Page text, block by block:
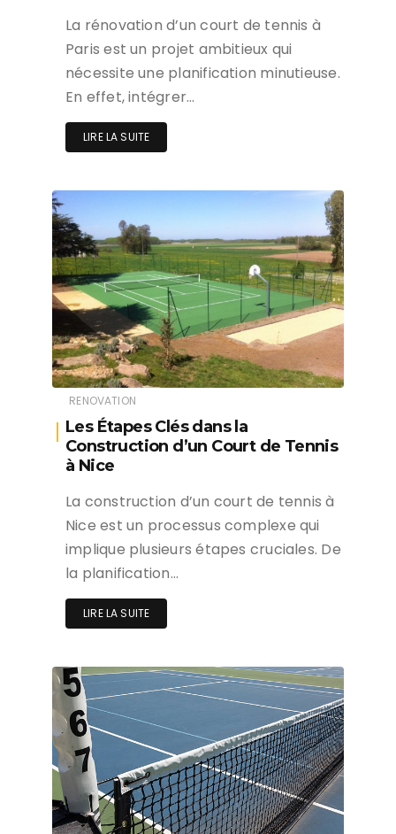
La rénovation d’un court de tennis à
Paris est un projet ambitieux qui
nécessite une planification minutieuse.
En effet, intégrer…
LIRE LA SUITE
RENOVATION
Les Étapes Clés dans la
Construction d’un Court de Tennis
à Nice
La construction d’un court de tennis à
Nice est un processus complexe qui
implique plusieurs étapes cruciales. De
la planification…
LIRE LA SUITE